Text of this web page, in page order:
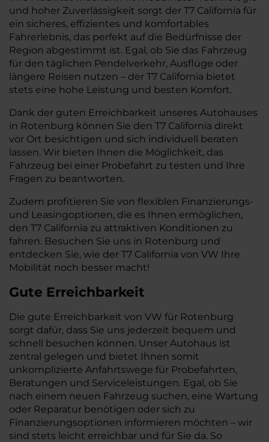
und hoher Zuverlässigkeit sorgt der T7 California für
ein sicheres, effizientes und komfortables
Fahrerlebnis, das perfekt auf die Bedürfnisse der
Region abgestimmt ist. Egal, ob Sie das Fahrzeug
für den täglichen Pendelverkehr, Ausflüge oder
längere Reisen nutzen – der T7 California bietet
stets eine hohe Leistung und besten Komfort.
Dank der guten Erreichbarkeit unseres Autohauses
in Rotenburg können Sie den T7 California direkt
vor Ort besichtigen und sich individuell beraten
lassen. Wir bieten Ihnen die Möglichkeit, das
Fahrzeug bei einer Probefahrt zu testen und Ihre
Fragen zu beantworten.
Zudem profitieren Sie von flexiblen Finanzierungs-
und Leasingoptionen, die es Ihnen ermöglichen,
den T7 California zu attraktiven Konditionen zu
fahren. Besuchen Sie uns in Rotenburg und
entdecken Sie, wie der T7 California von VW Ihre
Mobilität noch besser macht!
Gute Erreichbarkeit
Die gute Erreichbarkeit von VW für Rotenburg
sorgt dafür, dass Sie uns jederzeit bequem und
schnell besuchen können. Unser Autohaus ist
zentral gelegen und bietet Ihnen somit
unkomplizierte Anfahrtswege für Probefahrten,
Beratungen und Serviceleistungen. Egal, ob Sie
nach einem neuen Fahrzeug suchen, eine Wartung
oder Reparatur benötigen oder sich zu
Finanzierungsoptionen informieren möchten – wir
sind stets leicht erreichbar und für Sie da. So